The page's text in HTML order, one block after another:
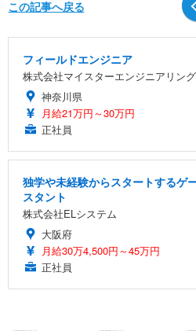
この記事へ戻る
フィールドエンジニア
株式会社マイスターエンジニアリング
神奈川県
月給21万円～30万円
正社員
独学や未経験からスタートするゲ
スタント
株式会社ELシステム
大阪府
月給30万4,500円～45万円
正社員